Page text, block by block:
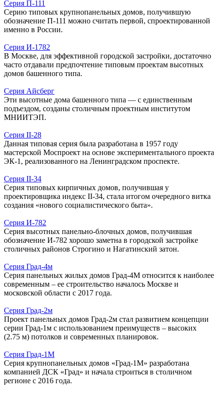
Серия П-111
Серию типовых крупнопанельных домов, получившую
обозначение П-111 можно считать первой, спроектированной
именно в России.
Серия И-1782
В Москве, для эффективной городской застройки, достаточно
часто отдавали предпочтение типовым проектам высотных
домов башенного типа.
Серия Айсберг
Эти высотные дома башенного типа — с единственным
подъездом, созданы столичным проектным институтом
МНИИТЭП.
Серия II-28
Данная типовая серия была разработана в 1957 году
мастерской Моспроект на основе экспериментального проекта
ЭК-1, реализованного на Ленинградском проспекте.
Серия II-34
Серия типовых кирпичных домов, получившая у
проектировщика индекс II-34, стала итогом очередного витка
создания «нового социалистического быта».
Серия И-782
Серия высотных панельно-блочных домов, получившая
обозначение И-782 хорошо заметна в городской застройке
столичных районов Строгино и Нагатинский затон.
Серия Град-4м
Серия панельных жилых домов Град-4М относится к наиболее
современным – ее строительство началось Москве и
московской области с 2017 года.
Серия Град-2м
Проект панельных домов Град-2м стал развитием концепции
серии Град-1м с использованием преимуществ – высоких
(2.75 м) потолков и современных планировок.
Серия Град-1М
Серия крупнопанельных домов «Град-1М» разработана
компанией ДСК «Град» и начала строиться в столичном
регионе с 2016 года.